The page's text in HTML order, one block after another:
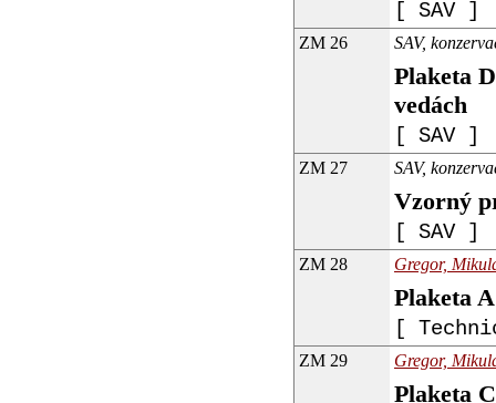
[ SAV ]
ZM 26 SAV,
Plaketa
vedách
[ SAV ]
ZM 27 SAV,
Vzorný
[ SAV ]
ZM 28 Gregor,
Plaketa
[
ZM 29 Gregor,
Plaketa